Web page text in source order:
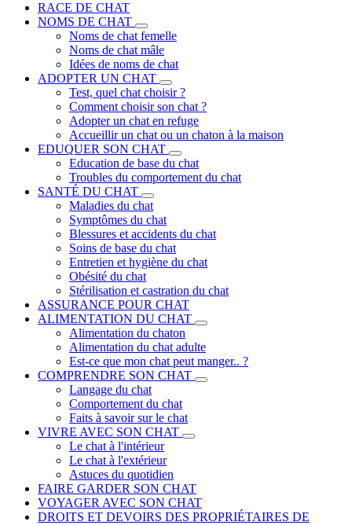
RACE DE CHAT
NOMS DE CHAT
Noms de chat femelle
Noms de chat mâle
Idées de noms de chat
ADOPTER UN CHAT
Test, quel chat choisir ?
Comment choisir son chat ?
Adopter un chat en refuge
Accueillir un chat ou un chaton à la maison
EDUQUER SON CHAT
Education de base du chat
Troubles du comportement du chat
SANTÉ DU CHAT
Maladies du chat
Symptômes du chat
Blessures et accidents du chat
Soins de base du chat
Entretien et hygiène du chat
Obésité du chat
Stérilisation et castration du chat
ASSURANCE POUR CHAT
ALIMENTATION DU CHAT
Alimentation du chaton
Alimentation du chat adulte
Est-ce que mon chat peut manger.. ?
COMPRENDRE SON CHAT
Langage du chat
Comportement du chat
Faits à savoir sur le chat
VIVRE AVEC SON CHAT
Le chat à l'intérieur
Le chat à l'extérieur
Astuces du quotidien
FAIRE GARDER SON CHAT
VOYAGER AVEC SON CHAT
DROITS ET DEVOIRS DES PROPRIÉTAIRES DE